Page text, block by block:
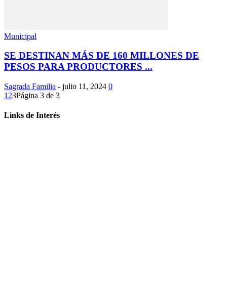
Municipal
SE DESTINAN MÁS DE 160 MILLONES DE
PESOS PARA PRODUCTORES ...
Sagrada Familia - julio 11, 2024 0
1 23Página 3 de 3
Links de Interés